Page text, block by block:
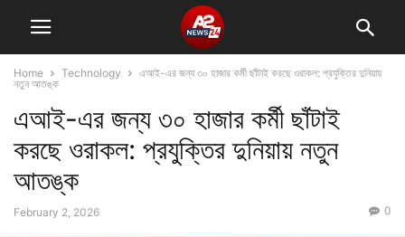
Home Technology
এআই-এর জন্য ৩০ হাজার কর্মী ছাঁটাই করছে ওরাকল: প্রযুক্তির দুনিয়ায়
নতুন আতঙ্ক
এআই-এর জন্য ৩০ হাজার কর্মী ছাঁটাই
করছে ওরাকল: প্রযুক্তির দুনিয়ায় নতুন
আতঙ্ক
February 2, 2026 0